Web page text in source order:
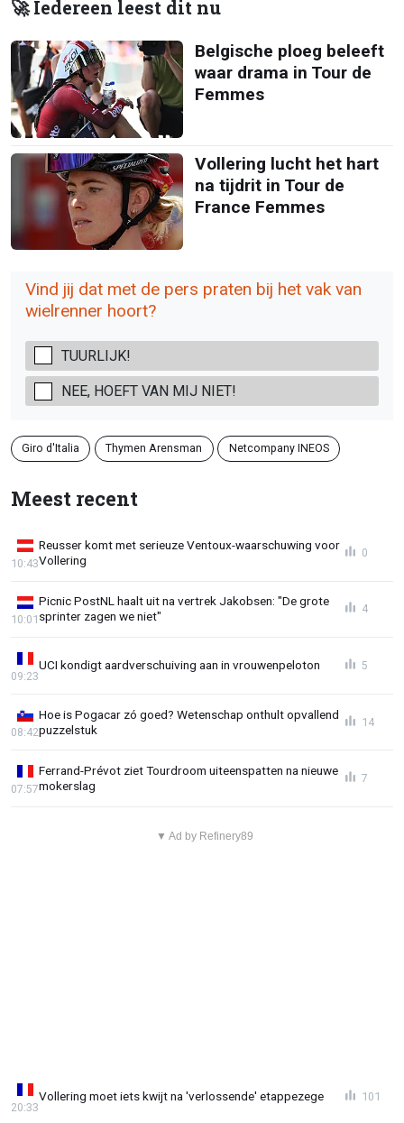
🚀 Iedereen leest dit nu
Belgische ploeg beleeft
waar drama in Tour de
Femmes
Vollering lucht het hart
na tijdrit in Tour de
France Femmes
Vind jij dat met de pers praten bij het vak van
wielrenner hoort?
TUURLIJK!
NEE, HOEFT VAN MIJ NIET!
Giro d'Italia Thymen Arensman Netcompany INEOS
Meest recent
Reusser komt met serieuze Ventoux-waarschuwing voor
Vollering
10:43
0
Picnic PostNL haalt uit na vertrek Jakobsen: "De grote
sprinter zagen we niet"
10:01
4
UCI kondigt aardverschuiving aan in vrouwenpeloton
09:23
5
Hoe is Pogacar zó goed? Wetenschap onthult opvallend
puzzelstuk
08:42
14
Ferrand-Prévot ziet Tourdroom uiteenspatten na nieuwe
mokerslag
07:57
7
▼ Ad by Refinery89
Vollering moet iets kwijt na 'verlossende' etappezege
20:33
101